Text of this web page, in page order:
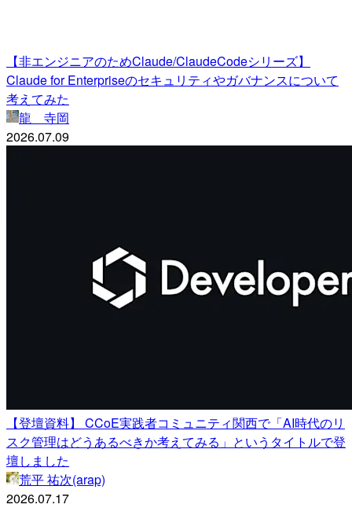
【非エンジニアのためClaude/ClaudeCodeシリーズ】
Claude for Enterpriseのセキュリティやガバナンスについて
考えてみた
龍 寺岡
2026.07.09
【登壇資料】 CCoE実践者コミュニティ関西で「AI時代のリ
スク管理はどうあるべきか考えてみる」というタイトルで登
壇しました
荒平 祐次(arap)
2026.07.17